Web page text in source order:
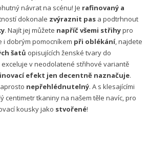
návrat na scénu! Je rafinovaný a
dokonale zvýraznit pas a podtrhnout
. Najít jej můžete napříč všemi střihypro
i dobrým pomocníkem při oblékání, najdete
šatů opisujících ženské tvary do
v neodolatené střihové variantě
efekt jen decentně naznačuje.
nepřehlédnutelný. A s klesajícími
centimetr tkaniny na našem těle navíc, pro
kousky jako stvořené!